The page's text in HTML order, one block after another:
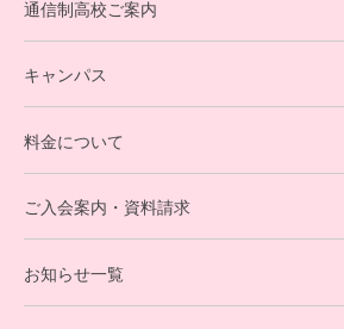
通信制高校ご案内
オンラインコース
eスポーツコース
就労支援コース
キャンパス
料金について
ご入会案内・資料請求
お知らせ一覧